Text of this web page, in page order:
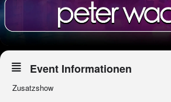
Event Informationen
Zusatzshow